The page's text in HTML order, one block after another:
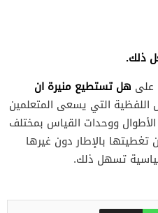
ذلك.
على هل تستطيع منيرة ان
اللفظية التي يسعى المتعلمين
ووحدات القياس بمختلف
تغطيتها بالإطار دون غيرها
تسهل ذلك.